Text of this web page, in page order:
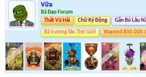
Vữa
Bá Đạo Forum
Thất Vũ Hải
Chữ Ký Động Gắn Bó Lâu
Bá Vương Tân Thế Giới Wanted